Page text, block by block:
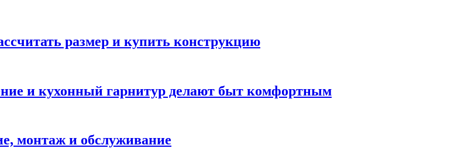
размер и купить конструкцию
и кухонный гарнитур делают быт комфортным
монтаж и обслуживание